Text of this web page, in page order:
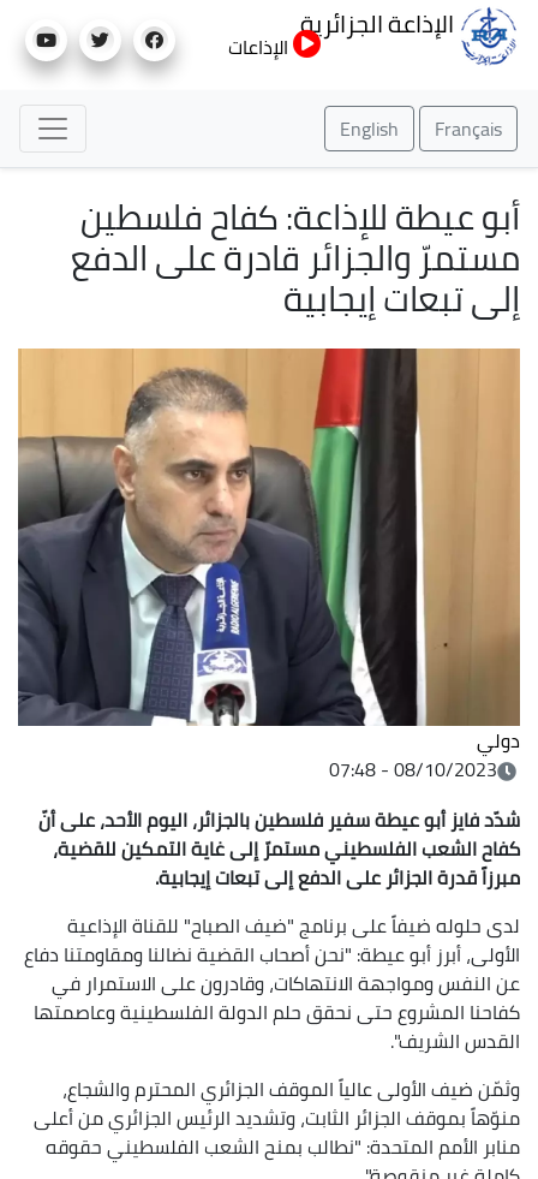
إلى
الإذاعة الجزائرية
الإذاعات
Français
English
أبو عيطة للإذاعة: كفاح فلسطين
مستمرّ والجزائر قادرة على الدفع
إلى تبعات إيجابية
دولي
08/10/2023 - 07:48
شدّد فايز أبو عيطة سفير فلسطين بالجزائر، اليوم الأحد، على أنّ
كفاح الشعب الفلسطيني مستمرّ إلى غاية التمكين للقضية،
مبرزاً قدرة الجزائر على الدفع إلى تبعات إيجابية.
لدى حلوله ضيفاً على برنامج "ضيف الصباح" للقناة الإذاعية
الأولى، أبرز أبو عيطة: "نحن أصحاب القضية نضالنا ومقاومتنا دفاع
عن النفس ومواجهة الانتهاكات، وقادرون على الاستمرار في
كفاحنا المشروع حتى نحقق حلم الدولة الفلسطينية وعاصمتها
القدس الشريف".
وثمّن ضيف الأولى عالياً الموقف الجزائري المحترم والشجاع،
منوّهاً بموقف الجزائر الثابت، وتشديد الرئيس الجزائري من أعلى
منابر الأمم المتحدة: "نطالب بمنح الشعب الفلسطيني حقوقه